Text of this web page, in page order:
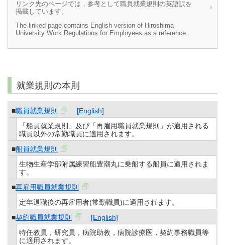
リンク先のページでは，参考として職員就業規則の英語訳を
掲載しています。
The linked page contains English version of Hiroshima
University Work Regulations for Employees as a reference.
就業規則の本則
■職員就業規則
[English]
「船員就業規則」及び「再雇用職員就業規則」が適用される
職員以外の常勤職員に適用されます。
■船員就業規則
生物生産学部附属練習船豊潮丸に乗船する船員に適用されま
す。
■再雇用職員就業規則
定年退職後の再雇用者(常勤職員)に適用されます。
■契約職員就業規則
[English]
特任教員，研究員，病院助教，病院診療医，契約事務職員等
に適用されます。